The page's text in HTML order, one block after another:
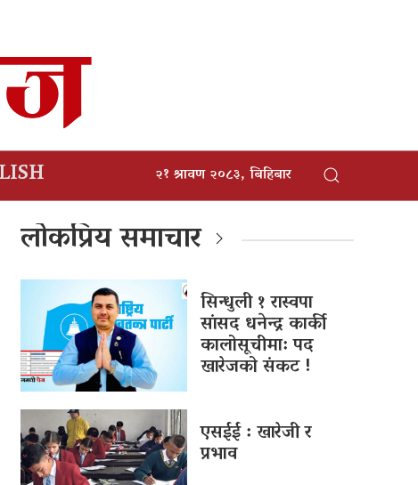
२१ श्रावण २०८३, बिहिबार
लोकप्रिय समाचार
सिन्धुली १ रास्वपा
सांसद धनेन्द्र कार्की
कालोसूचीमा: पद
खारेजको संकट !
एसईई : खारेजी र
प्रभाव